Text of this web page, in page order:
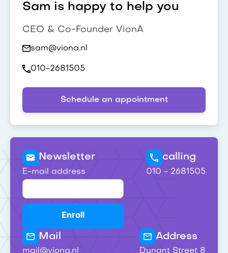
Sam is happy to help you
CEO & Co-Founder VionA
sam@viona.nl
010-2681505
Schedule an appointment
Newsletter
E-mail address
calling
010 - 2681505
Mail
mail@viona.nl
Address
Dunant Street 8